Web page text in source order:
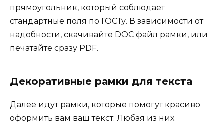
прямоугольник, который соблюдает
стандартные поля по ГОСТу. В зависимости от
надобности, скачивайте DOC файл рамки, или
печатайте сразу PDF.
Декоративные рамки для текста
Далее идут рамки, которые помогут красиво
оформить вам ваш текст. Любая из них